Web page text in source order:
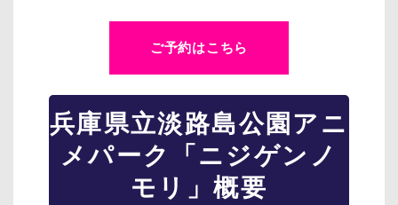
ご予約はこちら
兵庫県立淡路島公園アニ
メパーク「ニジゲンノ
モリ」概要